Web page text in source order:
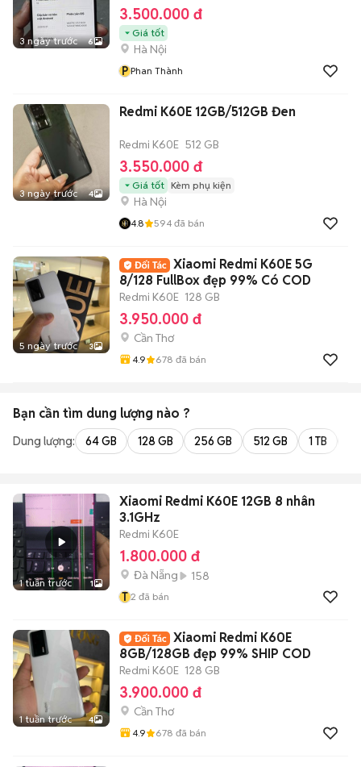
3 ngày trước 6
3.500.000 đ
Giá tốt
Hà Nội
P Phan Thành
3 ngày trước 4
Redmi K60E 12GB/512GB Đen
Redmi K60E 512 GB
3.550.000 đ
Giá tốt Kèm phụ kiện
Hà Nội
4.8 594 đã bán
5 ngày trước 3
Xiaomi Redmi K60E 5G
8/128 FullBox đẹp 99% Có COD
Redmi K60E 128 GB
3.950.000 đ
Cần Thơ
4.9 678 đã bán
Bạn cần tìm dung lượng nào ?
Dung lượng: 64 GB 128 GB 256 GB 512 GB 1 TB
1 tuần trước 1
Xiaomi Redmi K60E 12GB 8 nhân
3.1GHz
Redmi K60E
1.800.000 đ
Đà Nẵng
158
T 2 đã bán
1 tuần trước 4
Xiaomi Redmi K60E
8GB/128GB đẹp 99% SHIP COD
Redmi K60E 128 GB
3.900.000 đ
Cần Thơ
4.9 678 đã bán